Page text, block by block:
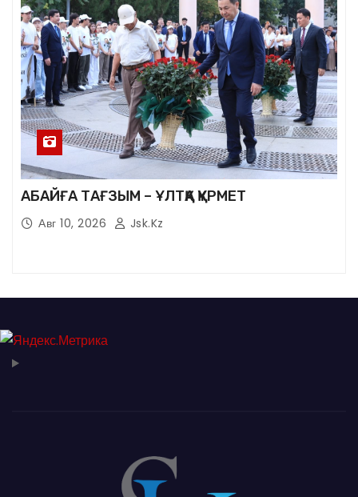
АБАЙҒА ТАҒЗЫМ – ҰЛТҚА ҚҰРМЕТ
Авг 10, 2026 Jsk.kz